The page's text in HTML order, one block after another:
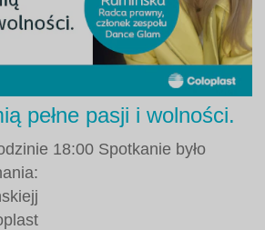
pełne pasji i wolności.
18:00 Spotkanie było